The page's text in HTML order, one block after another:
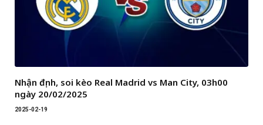
Nhận định, soi kèo Real Madrid vs Man City, 03h00
ngày 20/02/2025
2025-02-19